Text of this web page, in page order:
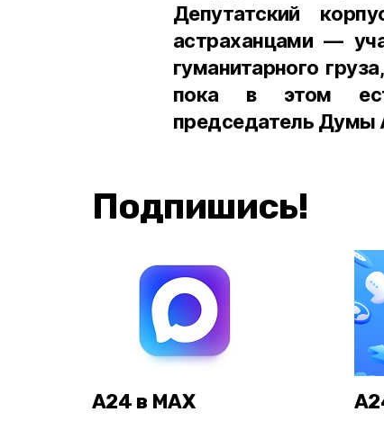
Депутатский
астраханцами —
гуманитарного
пока в этом
председатель Думы
Подпишись!
А24 в MAX